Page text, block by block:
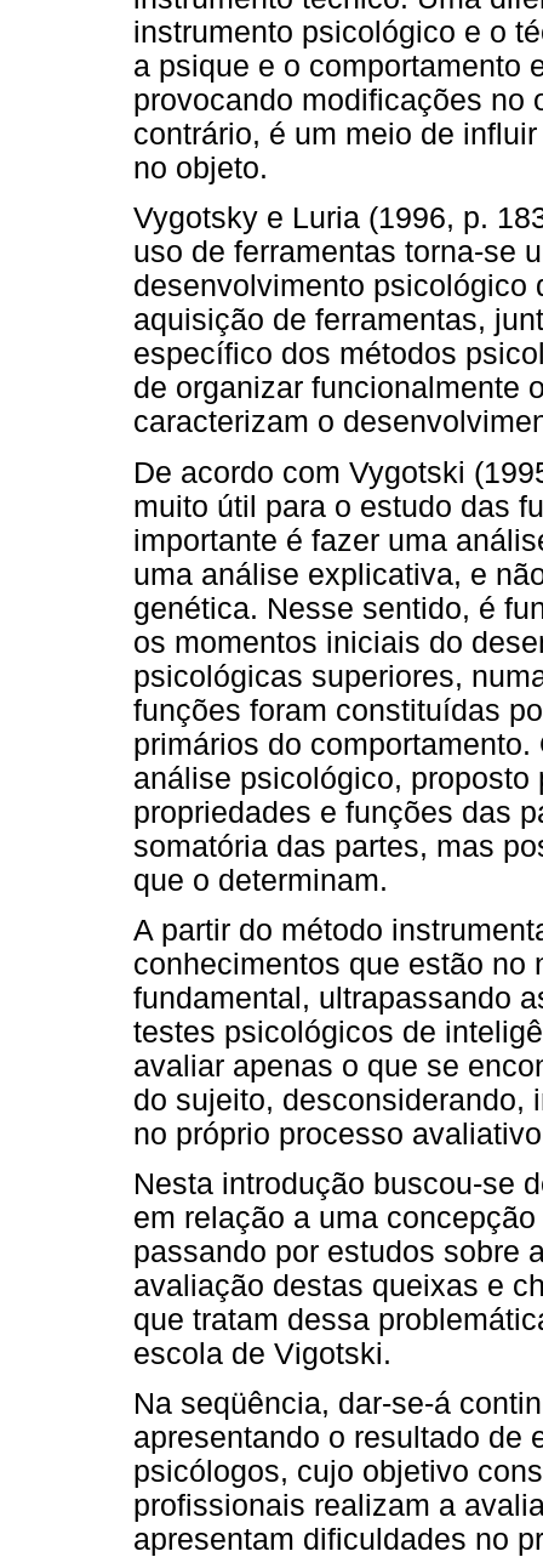
instrumento psicológico e o
a psique e o comportamento
provocando modificações no
contrário, é um meio de
no objeto.
Vygotsky e Luria (1996, p.
uso de ferramentas torna-se
desenvolvimento
aquisição de ferramentas,
específico dos métodos
de organizar funcionalmente
caracterizam o
De acordo com Vygotski
muito útil para o estudo das
importante é fazer uma
uma análise explicativa, e
genética. Nesse sentido, é
os momentos iniciais do
psicológicas superiores,
funções foram constituídas
primários do
análise psicológico,
propriedades e funções das
somatória das partes, mas
que o determinam.
A partir do método
conhecimentos que estão
fundamental, ultrapassando
testes psicológicos de
avaliar apenas o que se
do sujeito, desconsiderando,
no próprio processo
Nesta introdução buscou-se
em relação a uma
passando por estudos sobre
avaliação destas queixas e
que tratam dessa
escola de Vigotski.
Na seqüência, dar-se-á
apresentando o resultado de
psicólogos, cujo objetivo
profissionais realizam a
apresentam dificuldades no